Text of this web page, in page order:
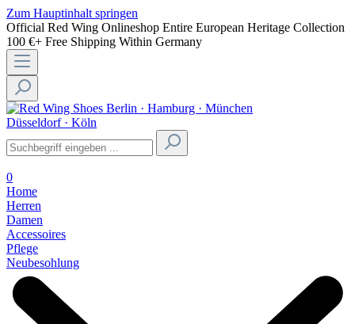
Zum Hauptinhalt springen
Official Red Wing Onlineshop Entire European Heritage Collection
100 €+ Free Shipping Within Germany
Berlin · Hamburg · München
Düsseldorf · Köln
0
Home
Herren
Damen
Accessoires
Pflege
Neubesohlung